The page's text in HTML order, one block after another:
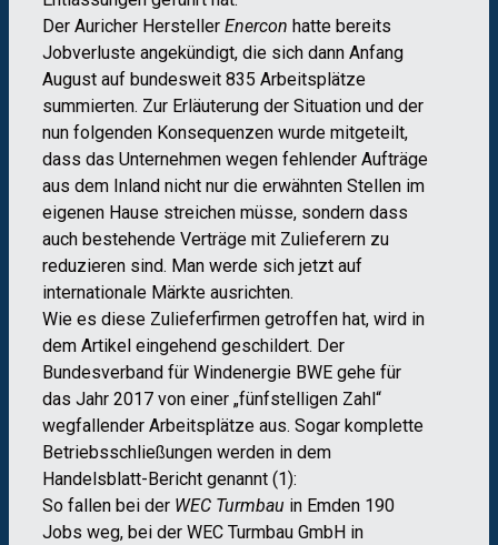
Der Auricher Hersteller Enercon hatte bereits
Jobverluste angekündigt, die sich dann Anfang
August auf bundesweit 835 Arbeitsplätze
summierten. Zur Erläuterung der Situation und der
nun folgenden Konsequenzen wurde mitgeteilt,
dass das Unternehmen wegen fehlender Aufträge
aus dem Inland nicht nur die erwähnten Stellen im
eigenen Hause streichen müsse, sondern dass
auch bestehende Verträge mit Zulieferern zu
reduzieren sind. Man werde sich jetzt auf
internationale Märkte ausrichten.
Wie es diese Zulieferfirmen getroffen hat, wird in
dem Artikel eingehend geschildert. Der
Bundesverband für Windenergie BWE gehe für
das Jahr 2017 von einer „fünfstelligen Zahl“
wegfallender Arbeitsplätze aus. Sogar komplette
Betriebsschließungen werden in dem
Handelsblatt-Bericht genannt (1):
So fallen bei der WEC Turmbau in Emden 190
Jobs weg, bei der WEC Turmbau GmbH in